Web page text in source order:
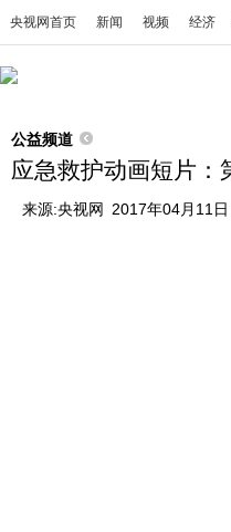
央视网首页 新闻 视频 经济
公益频道
应急救护动画短片：
来源:央视网 2017年04月11日